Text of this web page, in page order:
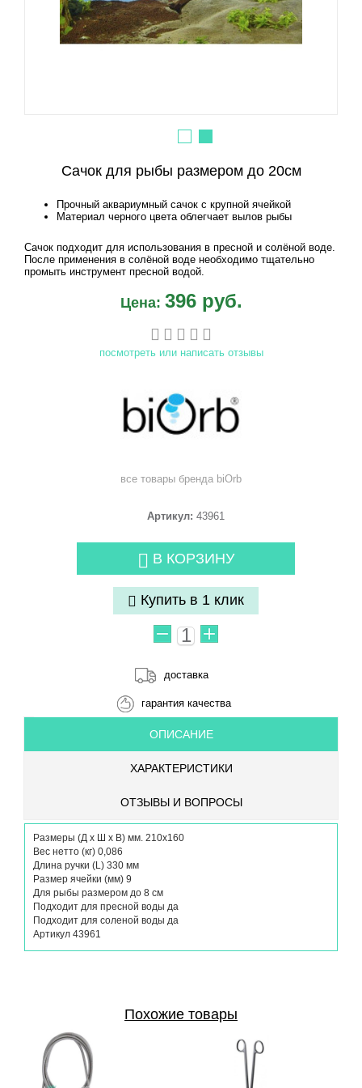
Сачок для рыбы размером до 20см
Прочный аквариумный сачок с крупной ячейкой
Материал черного цвета облегчает вылов рыбы
Сачок подходит для использования в пресной и солёной воде.
После применения в солёной воде необходимо тщательно
промыть инструмент пресной водой.
Цена: 396 руб.
посмотреть или написать отзывы
все товары бренда biOrb
Артикул: 43961
В КОРЗИНУ
Купить в 1 клик
доставка
гарантия качества
ОПИСАНИЕ
ХАРАКТЕРИСТИКИ
ОТЗЫВЫ И ВОПРОСЫ
Размеры (Д х Ш х В) мм. 210х160
Вес нетто (кг) 0,086
Длина ручки (L) 330 мм
Размер ячейки (мм) 9
Для рыбы размером до 8 см
Подходит для пресной воды да
Подходит для соленой воды да
Артикул 43961
Похожие товары